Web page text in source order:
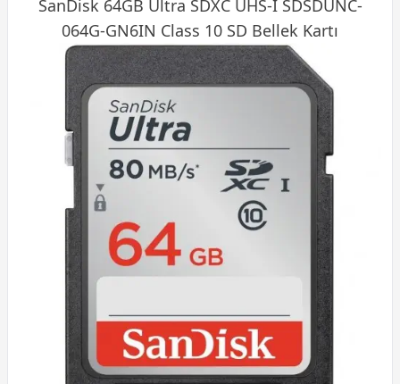
SanDisk 64GB Ultra SDXC UHS-I SDSDUNC-
064G-GN6IN Class 10 SD Bellek Kartı